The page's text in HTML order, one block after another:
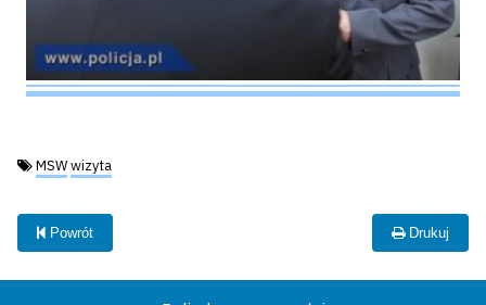
Tagi:
MSWwizyta
Powrót Drukuj